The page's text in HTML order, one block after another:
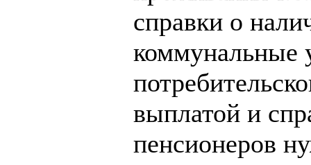
справки о
коммунальные
выплатой и
пенсионеров